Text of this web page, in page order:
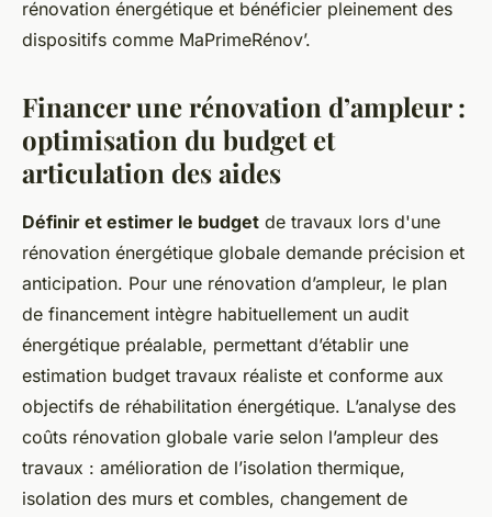
rénovation énergétique et bénéficier pleinement des
dispositifs comme MaPrimeRénov’.
Financer une rénovation d’ampleur :
optimisation du budget et
articulation des aides
Définir et estimer le budget de travaux lors d'une
rénovation énergétique globale demande précision et
anticipation. Pour une rénovation d’ampleur, le plan
de financement intègre habituellement un audit
énergétique préalable, permettant d’établir une
estimation budget travaux réaliste et conforme aux
objectifs de réhabilitation énergétique. L’analyse des
coûts rénovation globale varie selon l’ampleur des
travaux : amélioration de l’isolation thermique,
isolation des murs et combles, changement de